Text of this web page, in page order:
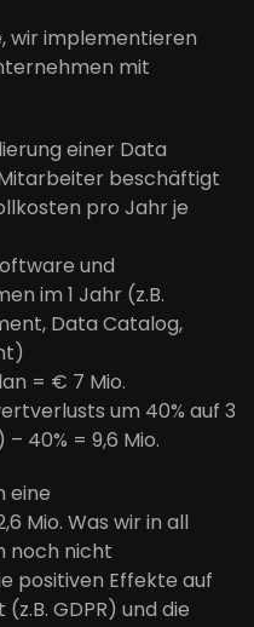
wir implementieren
mit
einer Data
beschäftigt
pro Jahr je
und
im 1 Jahr (z.B.
Data Catalog,
= € 7 Mio.
um 40% auf 3
40% = 9,6 Mio.
eine
Mio. Was wir in all
noch nicht
positiven Effekte auf
GDPR) und die